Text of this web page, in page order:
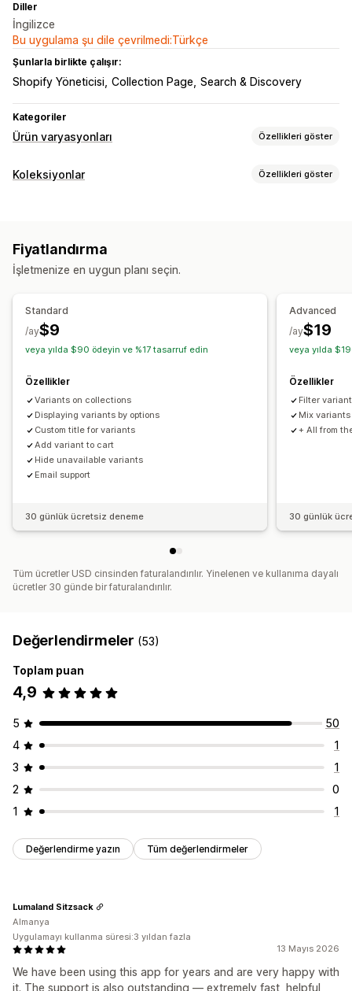
Diller
İngilizce
Bu uygulama şu dile çevrilmedi:Türkçe
Şunlarla birlikte çalışır:
Shopify Yöneticisi Collection Page Search & Discovery
Kategoriler
Ürün varyasyonları Özellikleri göster
Özelleştirme
Koşullu fiyatlandırma
Envanter
Koleksiyonlar Özellikleri göster
Koleksiyon yöneticisi
Fiyatlandırma
İşletmenize en uygun planı seçin.
Standard
$9
/ay
veya yılda $90 ödeyin ve %17 tasarruf edin
Özellikler
Variants on collections
Displaying variants by options
Custom title for variants
Add variant to cart
Hide unavailable variants
Email support
30 günlük ücretsiz deneme
Advanced
$19
/ay
veya yılda
Özellikler
Filter
Mix variants
+ All from
30 günlük
Tüm ücretler USD cinsinden faturalandırılır. Yinelenen ve kullanıma dayalı
ücretler 30 günde bir faturalandırılır.
Değerlendirmeler (53)
Toplam puan
4,9
5
50
4
1
3
1
2
0
1
1
Değerlendirme yazın Tüm değerlendirmeler
13 Mayıs 2026
We have been using this app for years and are very happy with
it. The support is also outstanding — extremely fast, helpful,
Lumaland Sitzsack
Almanya
Uygulamayı kullanma süresi:3 yıldan fazla